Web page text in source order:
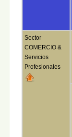
Sector
COMERCIO &
Servicios
Profesionales